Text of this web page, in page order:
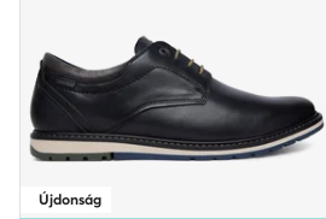
Újdonság